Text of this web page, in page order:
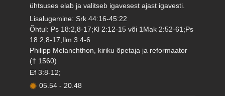
ühtsuses elab ja valitseb igavesest ajast igavesti.
Lisalugemine: Srk 44:16-45:22
Õhtul: Ps 18:2,8-17;Kl 2:12-15 või 1Mak 2:52-61;Ps
18:2,8-17;Ilm 3:4-6
Philipp Melanchthon, kiriku õpetaja ja reformaator
(† 1560)
Ef 3:8-12;
05.54 - 20.48